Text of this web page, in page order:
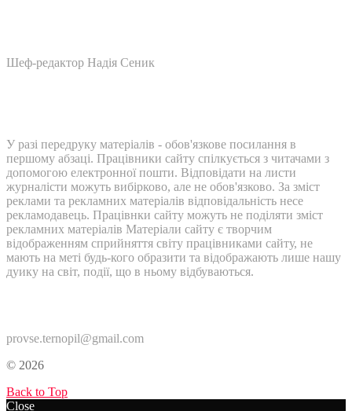
Шеф-редактор Надія Сеник
У разі передруку матеріалів - обов'язкове посилання в
першому абзаці. Працівники сайту спілкується з читачами з
допомогою електронної пошти. Відповідати на листи
журналісти можуть вибірково, але не обов'язково. За зміст
реклами та рекламних матеріалів відповідальність несе
рекламодавець. Працівнки сайту можуть не поділяти зміст
рекламних матеріалів Матеріали сайту є творчим
відображенням сприйняття світу працівниками сайту, не
мають на меті будь-кого образити та відображають лише нашу
дуику на світ, події, що в ньому відбуваються.
provse.ternopil@gmail.com
© 2026
Back to Top
Close